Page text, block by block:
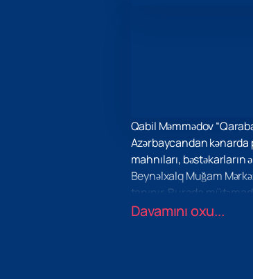
Qabil Məmmədov
Azərbaycandan kənarda
mahnıları,
Beynəlxalq Muğam
tanınır. Burada
çevrilir.
Davamını oxu...